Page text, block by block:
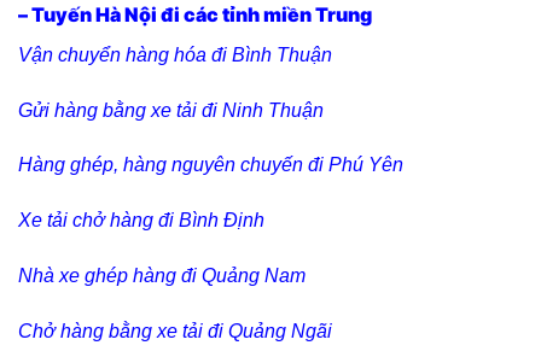
– Tuyến Hà Nội đi các tỉnh miền Trung
Vận chuyển hàng hóa đi Bình Thuận
Gửi hàng bằng xe tải đi Ninh Thuận
Hàng ghép, hàng nguyên chuyến đi Phú Yên
Xe tải chở hàng đi Bình Định
Nhà xe ghép hàng đi Quảng Nam
Chở hàng bằng xe tải đi Quảng Ngãi